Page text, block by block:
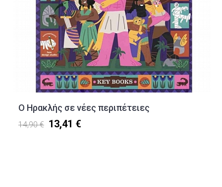
Ο Ηρακλής σε νέες περιπέτειες
14,90 € 13,41 €